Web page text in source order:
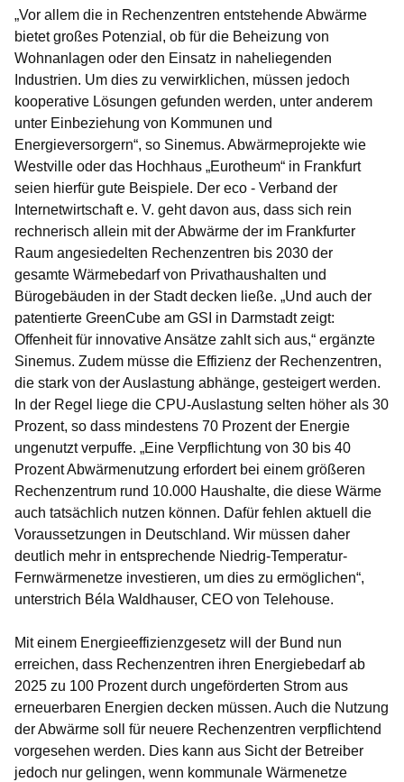
„Vor allem die in Rechenzentren entstehende Abwärme
bietet großes Potenzial, ob für die Beheizung von
Wohnanlagen oder den Einsatz in naheliegenden
Industrien. Um dies zu verwirklichen, müssen jedoch
kooperative Lösungen gefunden werden, unter anderem
unter Einbeziehung von Kommunen und
Energieversorgern“, so Sinemus. Abwärmeprojekte wie
Westville oder das Hochhaus „Eurotheum“ in Frankfurt
seien hierfür gute Beispiele. Der eco - Verband der
Internetwirtschaft e. V. geht davon aus, dass sich rein
rechnerisch allein mit der Abwärme der im Frankfurter
Raum angesiedelten Rechenzentren bis 2030 der
gesamte Wärmebedarf von Privathaushalten und
Bürogebäuden in der Stadt decken ließe. „Und auch der
patentierte GreenCube am GSI in Darmstadt zeigt:
Offenheit für innovative Ansätze zahlt sich aus,“ ergänzte
Sinemus. Zudem müsse die Effizienz der Rechenzentren,
die stark von der Auslastung abhänge, gesteigert werden.
In der Regel liege die CPU-Auslastung selten höher als 30
Prozent, so dass mindestens 70 Prozent der Energie
ungenutzt verpuffe. „Eine Verpflichtung von 30 bis 40
Prozent Abwärmenutzung erfordert bei einem größeren
Rechenzentrum rund 10.000 Haushalte, die diese Wärme
auch tatsächlich nutzen können. Dafür fehlen aktuell die
Voraussetzungen in Deutschland. Wir müssen daher
deutlich mehr in entsprechende Niedrig-Temperatur-
Fernwärmenetze investieren, um dies zu ermöglichen“,
unterstrich Béla Waldhauser, CEO von Telehouse.
Mit einem Energieeffizienzgesetz will der Bund nun
erreichen, dass Rechenzentren ihren Energiebedarf ab
2025 zu 100 Prozent durch ungeförderten Strom aus
erneuerbaren Energien decken müssen. Auch die Nutzung
der Abwärme soll für neuere Rechenzentren verpflichtend
vorgesehen werden. Dies kann aus Sicht der Betreiber
jedoch nur gelingen, wenn kommunale Wärmenetze